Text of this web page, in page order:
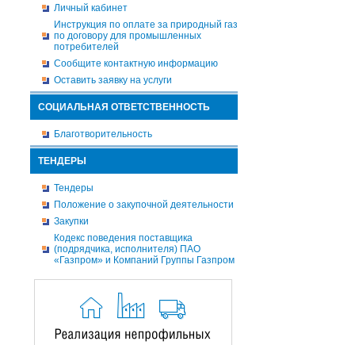
Личный кабинет
Инструкция по оплате за природный газ
по договору для промышленных
потребителей
Сообщите контактную информацию
Оставить заявку на услуги
СОЦИАЛЬНАЯ ОТВЕТСТВЕННОСТЬ
Благотворительность
ТЕНДЕРЫ
Тендеры
Положение о закупочной деятельности
Закупки
Кодекс поведения поставщика
(подрядчика, исполнителя) ПАО
«Газпром» и Компаний Группы Газпром